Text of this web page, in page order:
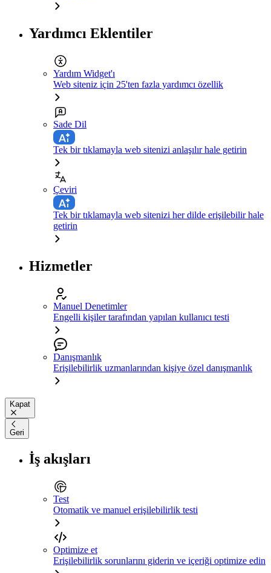
Yardımcı Eklentiler
Yardım Widget'ı
Web siteniz için 25'ten fazla yardımcı özellik
Sade Dil
Tek bir tıklamayla web sitenizi anlaşılır hale getirin
Çeviri
Tek bir tıklamayla web sitenizi her dilde erişilebilir hale
getirin
Hizmetler
Manuel Denetimler
Engelli kişiler tarafından yapılan kullanıcı testi
Danışmanlık
Erişilebilirlik uzmanlarından kişiye özel danışmanlık
Kapat
Geri
İş akışları
Test
Otomatik ve manuel erişilebilirlik testi
Optimize et
Erişilebilirlik sorunlarını giderin ve içeriği optimize edin